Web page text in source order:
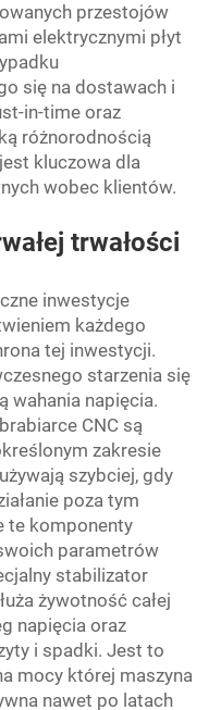
przestojów
elektrycznymi płyt
się na dostawach i
in-time oraz
różnorodnością
kluczowa dla
wobec klientów.
trwałości
inwestycje
każdego
tej inwestycji.
starzenia się
wahania napięcia.
CNC są
zakresie
szybciej, gdy
poza tym
te komponenty
parametrów
stabilizator
żywotność całej
napięcia oraz
i spadki. Jest to
mocy której maszyna
nawet po latach